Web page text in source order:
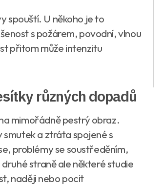
spouští. U někoho je to
s požárem, povodní, vlnou
přitom může intenzitu
různých dopadů
mimořádně pestrý obraz.
a ztráta spojené s
problémy se soustředěním,
straně ale některé studie
naději nebo pocit